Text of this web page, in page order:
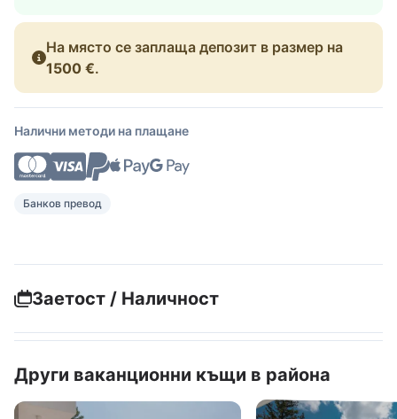
На място се заплаща депозит в размер на
1500 €.
Налични методи на плащане
Банков превод
Заетост / Наличност
Други ваканционни къщи в района